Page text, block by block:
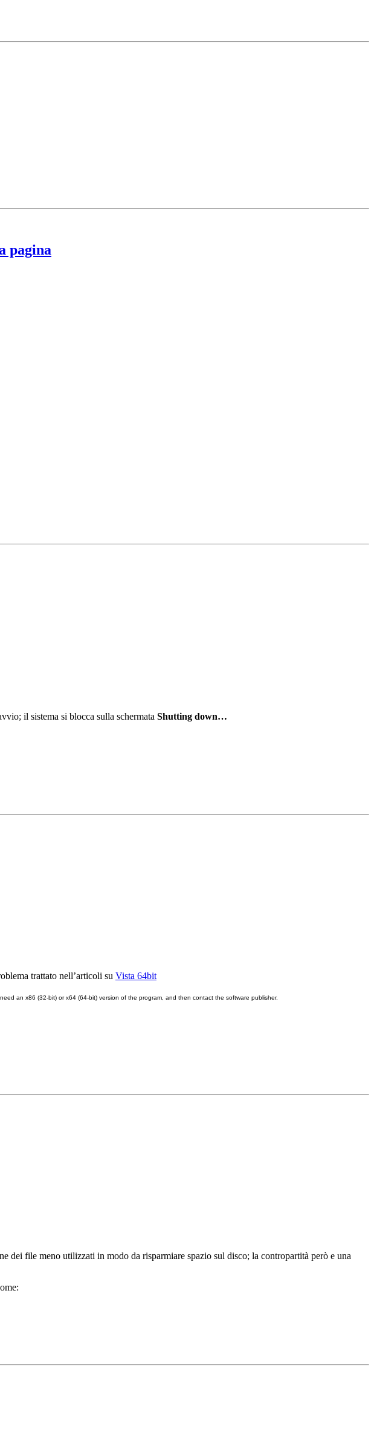
pagina
il sistema si blocca sulla schermata Shutting down…
trattato nell’articoli su Vista 64bit
an x86 (32-bit) or x64 (64-bit) version of the program, and then contact the software publisher.
dei file meno utilizzati in modo da risparmiare spazio sul disco; la contropartità però e una